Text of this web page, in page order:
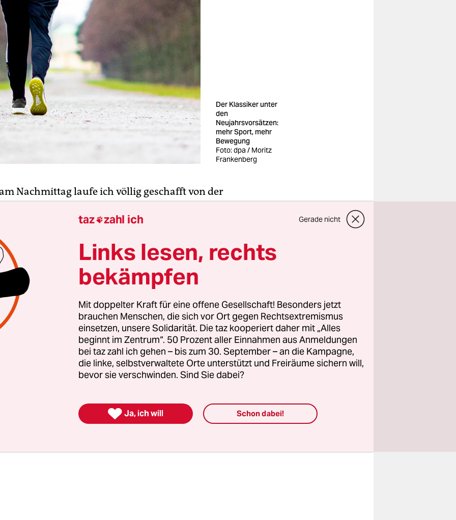
Der Klassiker unter
den
Neujahrsvorsätzen:
mehr Sport, mehr
Bewegung
Foto: dpa / Moritz
Frankenberg
Nachmittag laufe ich völlig geschafft von der
Fast so kaputt wie die deutsch-türkischen Beziehungen.
Ford-Transit ausgerechnet heute streikt, das werde ich ihm
Ohne ihn bin ich verloren!
Eminanim hat wohl schon Recht. AlsNeujahrsvorsätze
unbedingt mehr Sport und Bewegung, weniger essen
vornehmen. Ich sollte was für meineFitnesstun!
ein bisschen Gehen bin ich völlig kaputt.
taz zahl ich Gerade nicht
Links lesen, rechts
bekämpfen
Mit doppelter Kraft für eine offene Gesellschaft! Besonders jetzt
brauchen Menschen, die sich vor Ort gegen Rechtsextremismus
einsetzen, unsere Solidarität. Die taz kooperiert daher mit „Alles
beginnt im Zentrum“. 50 Prozent aller Einnahmen aus Anmeldungen
bei taz zahl ich gehen – bis zum 30. September – an die Kampagne,
die linke, selbstverwaltete Orte unterstützt und Freiräume sichern will,
bevor sie verschwinden. Sind Sie dabei?
 Ja, ich will Schon dabei!